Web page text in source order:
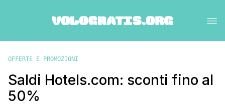
OFFERTE E PROMOZIONI
Saldi Hotels.com: sconti fino al
50%